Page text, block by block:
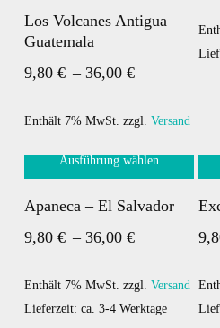
Produkt
weist
mehrere
auf.
Optionen
auf
der
gewählt
werden
Los Volcanes Antigua –
Guatemala
9,80 € – 36,00 €
bis
Enthält 7% MwSt. zzgl. Versand
auf.
Ausführung wählen
Produkt
weist
Varianten
auf.
Apaneca – El Salvador
9,80 € – 36,00 € Preisspanne:
bis
36,00 €
Enthält 7% MwSt. zzgl. Versand
Lieferzeit: ca. 3-4 Werktage
auf.